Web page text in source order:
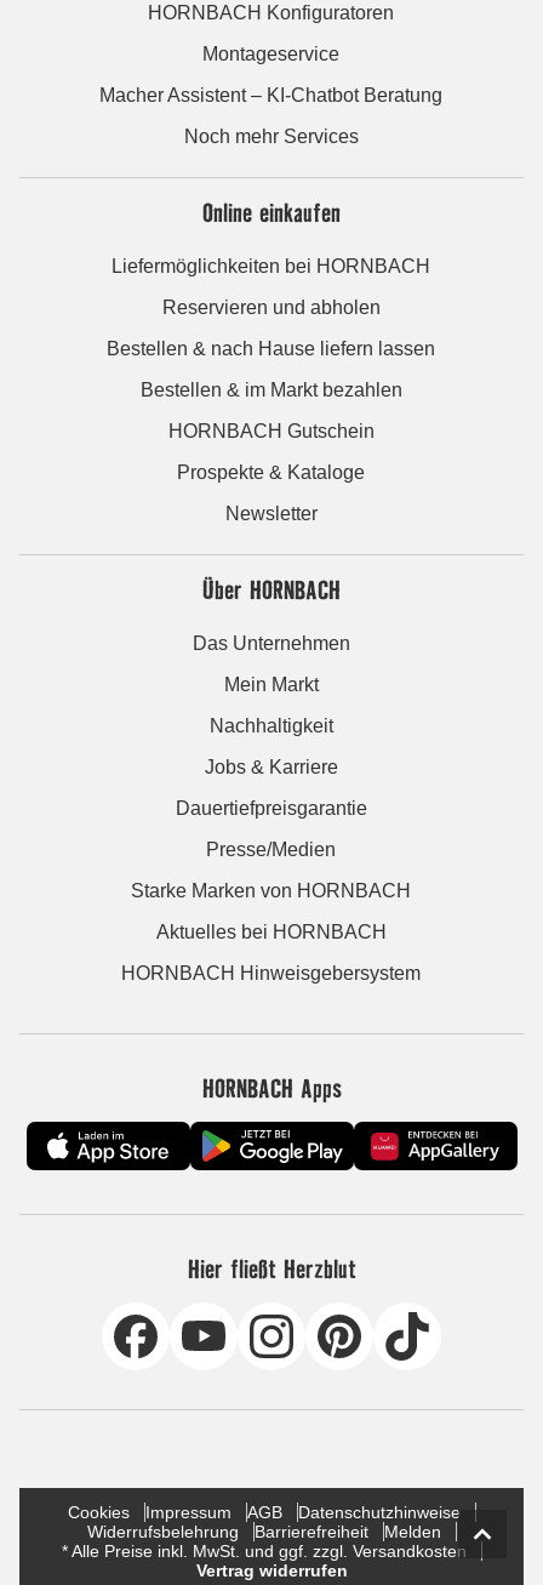
HORNBACH Konfiguratoren
Montageservice
Macher Assistent – KI-Chatbot Beratung
Noch mehr Services
Online einkaufen
Liefermöglichkeiten bei HORNBACH
Reservieren und abholen
Bestellen & nach Hause liefern lassen
Bestellen & im Markt bezahlen
HORNBACH Gutschein
Prospekte & Kataloge
Newsletter
Über HORNBACH
Das Unternehmen
Mein Markt
Nachhaltigkeit
Jobs & Karriere
Dauertiefpreisgarantie
Presse/Medien
Starke Marken von HORNBACH
Aktuelles bei HORNBACH
HORNBACH Hinweisgebersystem
HORNBACH Apps
Hier fließt Herzblut
Cookies Impressum AGB
Datenschutzhinweise
Widerrufsbelehrung
Barrierefreiheit
Melden
* Alle Preise inkl. MwSt. und ggf. zzgl. Versandkosten
Vertrag widerrufen